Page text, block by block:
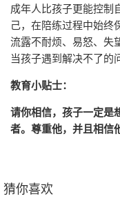
成年人比孩子更能控制
己，在陪练过程中始终
流露不耐烦、易怒、失
当孩子遇到解决不了的
教育小贴士：
请你相信，孩子一定是
者。尊重他，并且相信
猜你喜欢